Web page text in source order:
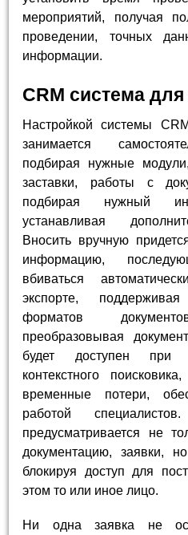
мероприятий, получая
проведении, точных
информации.
CRM система
Настройкой системы
занимается
подбирая нужные
заставки, работы с
подбирая нужный
устанавливая
Вносить вручную
информацию,
вбиваться
экспорте,
форматов
преобразовывая
будет доступен при
контекстного
временные потери,
работой
предусматривается не
документацию, заявки,
блокируя доступ для
этом то или иное лицо.
Ни одна заявка не